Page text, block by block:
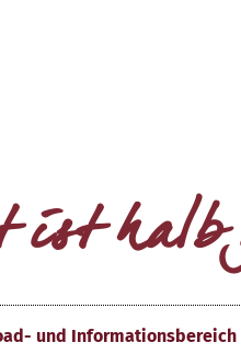
und Informationsbereich